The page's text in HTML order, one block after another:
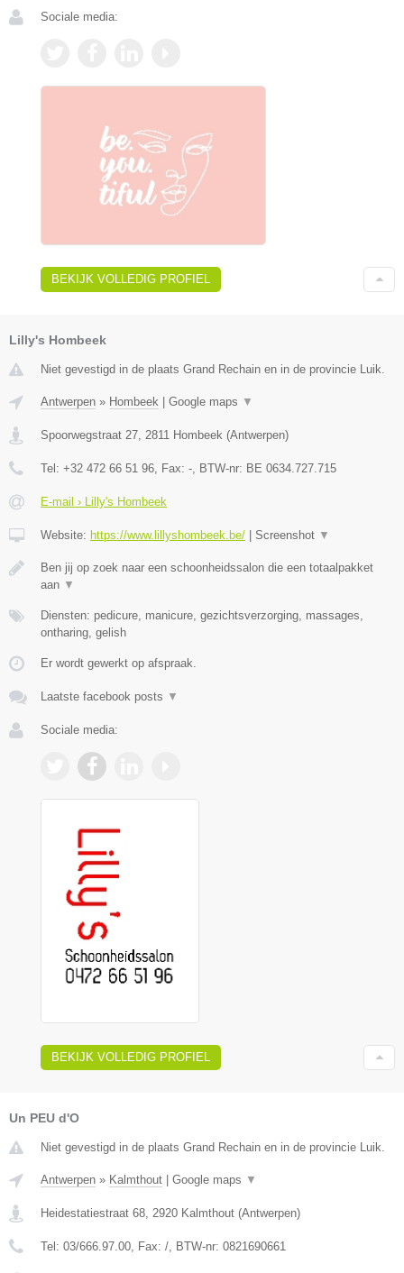
Sociale media:
BEKIJK VOLLEDIG PROFIEL
Lilly's Hombeek
Niet gevestigd in de plaats Grand Rechain en in de provincie Luik.
Antwerpen » Hombeek | Google maps ▼
Spoorwegstraat 27 2811 Hombeek (Antwerpen)
Tel: +32 472 66 51 96 , Fax: - , BTW-nr: BE 0634.727.715
E-mail › Lilly's Hombeek
Website: https://www.lillyshombeek.be/ | Screenshot ▼
Ben jij op zoek naar een schoonheidssalon die een totaalpakket
aan ▼
Diensten: pedicure, manicure, gezichtsverzorging, massages,
ontharing, gelish
Er wordt gewerkt op afspraak.
Laatste facebook posts ▼
Sociale media:
BEKIJK VOLLEDIG PROFIEL
Un PEU d'O
Niet gevestigd in de plaats Grand Rechain en in de provincie Luik.
Antwerpen » Kalmthout | Google maps ▼
Heidestatiestraat 68 2920 Kalmthout (Antwerpen)
Tel: 03/666.97.00 , Fax: / , BTW-nr: 0821690661